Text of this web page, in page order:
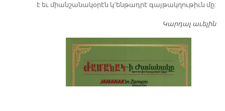
է եւ միանշանակօրէն կ՚ենթադրէ գայթակղութիւն մը:
Կարդալ աւելին